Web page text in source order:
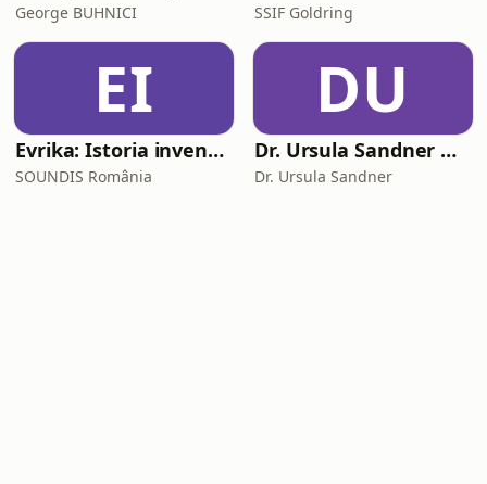
George BUHNICI SSIF Goldring
EI
Evrika: Istoria invențiilor care ne-au schimbat viața
SOUNDIS România
DU
Dr. Ursula Sandner — Iubire, relații și viață — Psihologie
Dr. Ursula Sandner